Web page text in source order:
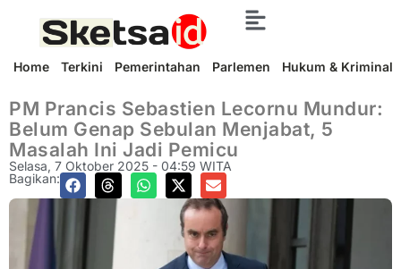
Home Terkini Pemerintahan Parlemen Hukum & Kriminal
PM Prancis Sebastien Lecornu Mundur:
Belum Genap Sebulan Menjabat, 5
Masalah Ini Jadi Pemicu
Selasa, 7 Oktober 2025 - 04:59 WITA
Bagikan: